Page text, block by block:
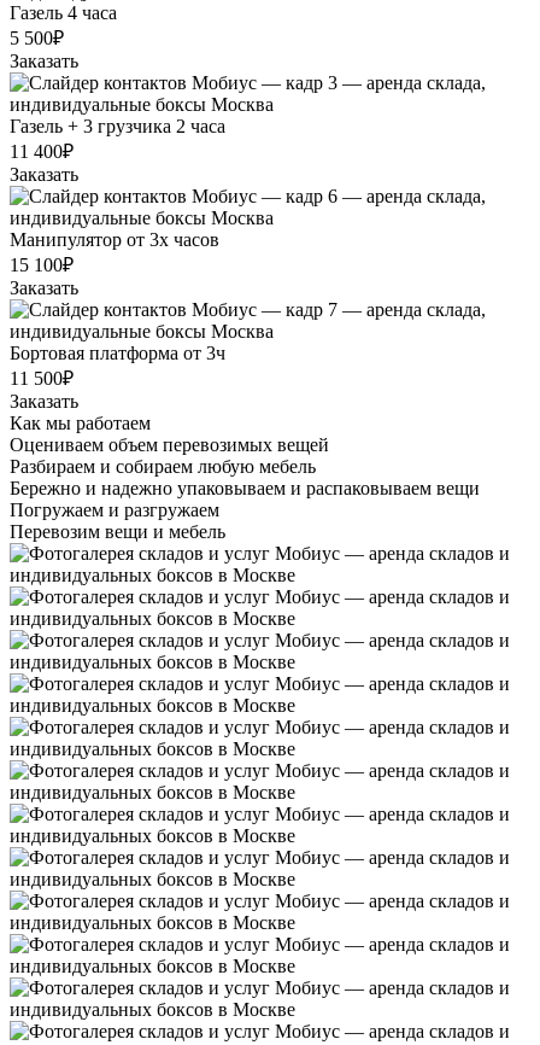
Газель 4 часа
5 500₽
Заказать
Газель + 3 грузчика 2 часа
11 400₽
Заказать
Манипулятор от 3х часов
15 100₽
Заказать
Бортовая платформа от 3ч
11 500₽
Заказать
Как мы работаем
Оцениваем объем перевозимых вещей
Разбираем и собираем любую мебель
Бережно и надежно упаковываем и распаковываем вещи
Погружаем и разгружаем
Перевозим вещи и мебель